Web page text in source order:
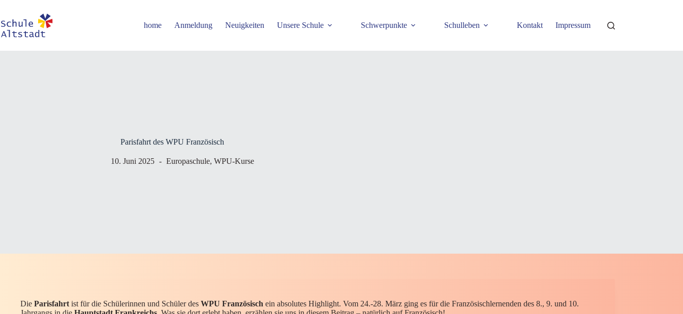
springen
home Anmeldung Neuigkeiten Unsere Schule Schwerpunkte Schulleben Kontakt Impressum
Parisfahrt des WPU Französisch
10. Juni 2025 Europaschule, WPU-Kurse
Die Parisfahrt ist für die Schülerinnen und Schüler des WPU Französisch ein absolutes Highlight. Vom 24.-28. März ging es für die Französischlernenden des 8., 9. und 10.